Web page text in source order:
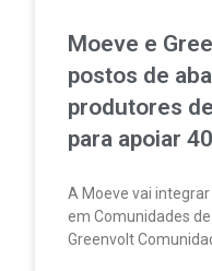
Moeve e
postos de
produtores
para apoiar
A Moeve vai
em Comunidades
Greenvolt